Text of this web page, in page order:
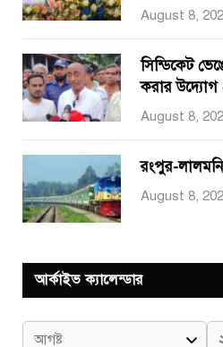
August 8,
সিন্ডিকেট
করার উদ্যোগ
August 8,
রংপুর-
August 8,
আর্কাইভ ক্যালেন্ডার